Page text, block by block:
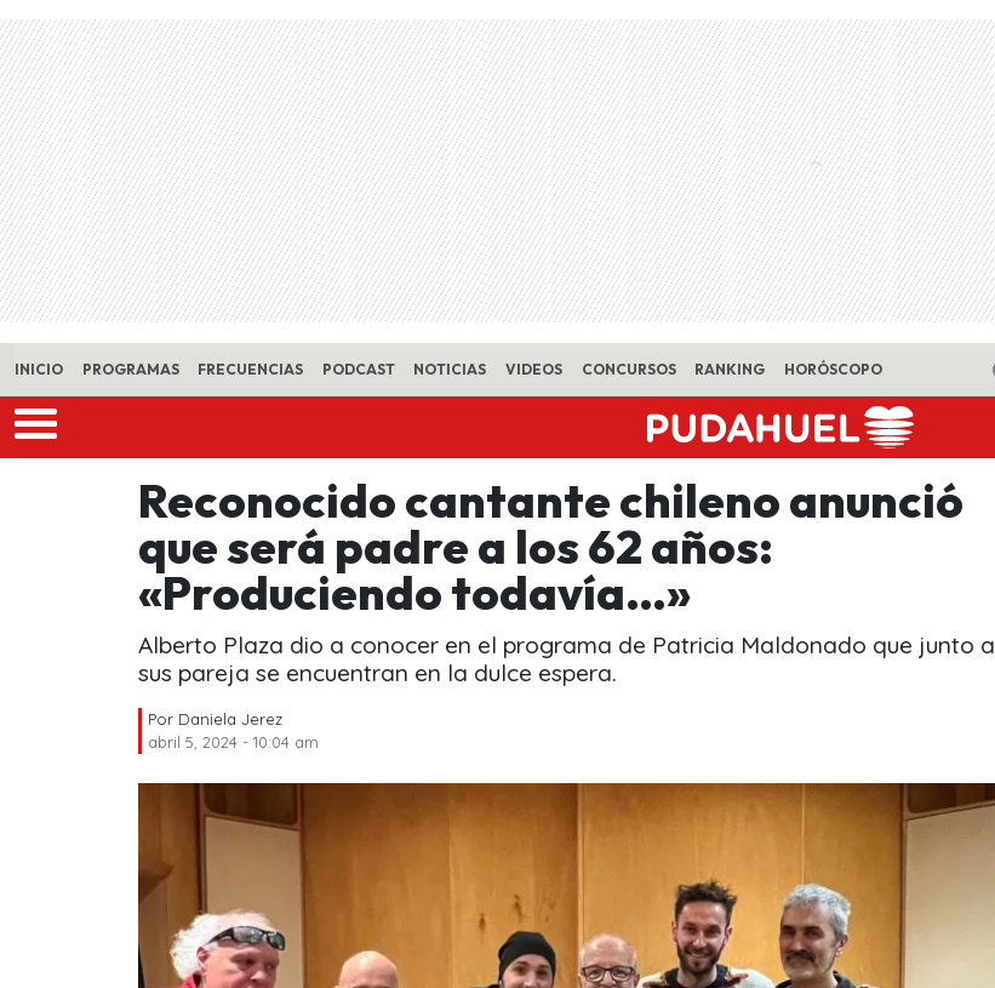
Skip to main content
INICIO PROGRAMAS FRECUENCIAS PODCAST NOTICIAS VIDEOS CONCURSOS RANKING HORÓSCOPO
Reconocido cantante chileno anunció
que será padre a los 62 años:
«Produciendo todavía…»
Alberto Plaza dio a conocer en el programa de Patricia Maldonado que junto a
sus pareja se encuentran en la dulce espera.
Por Daniela Jerez
abril 5, 2024 - 10:04 am